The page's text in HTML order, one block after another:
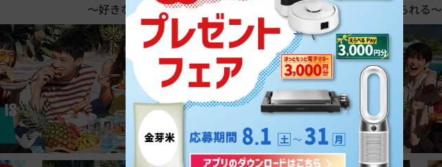
～好きな人と、好きなものが、好きな時に、好きな場所で食べられる～